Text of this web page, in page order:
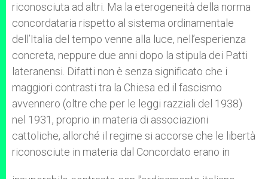
riconosciuta ad altri. Ma la eterogeneità della norma
concordataria rispetto al sistema ordinamentale
dell’Italia del tempo venne alla luce, nell’esperienza
concreta, neppure due anni dopo la stipula dei Patti
lateranensi. Difatti non è senza significato che i
maggiori contrasti tra la Chiesa ed il fascismo
avvennero (oltre che per le leggi razziali del 1938)
nel 1931, proprio in materia di associazioni
cattoliche, allorché il regime si accorse che le libertà
riconosciute in materia dal Concordato erano in